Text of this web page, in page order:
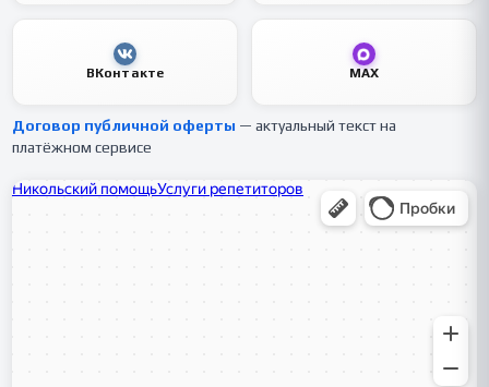
ВКонтакте MAX
Договор публичной оферты — актуальный текст на
платёжном сервисе